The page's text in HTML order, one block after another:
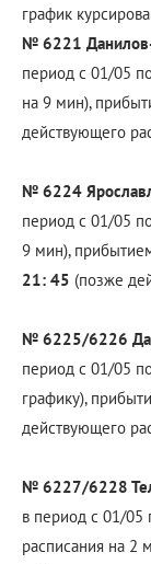
график
№ 6221
период с 01/05
на 9 мин),
действующего
№ 6224
период с 01/05
9 мин),
21: 45 (позже
№ 6225/6226
период с 01/05
графику),
действующего
№ 6227/6228
в период с 01/05
расписания на 2